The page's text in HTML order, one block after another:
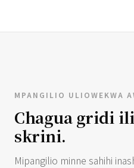
MPANGILIO ULIOWEKWA
Chagua gridi
skrini.
Mipangilio minne sahihi